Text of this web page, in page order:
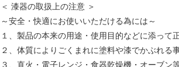
＜ 漆器の取扱上の注意 ＞
～安全・快適にお使いいただける為には～
１、製品の本来の用途・使用目的などに添って
２、体質によりごくまれに塗料や漆でかぶれる
３、直火・電子レンジ・食器乾燥機・オーブン